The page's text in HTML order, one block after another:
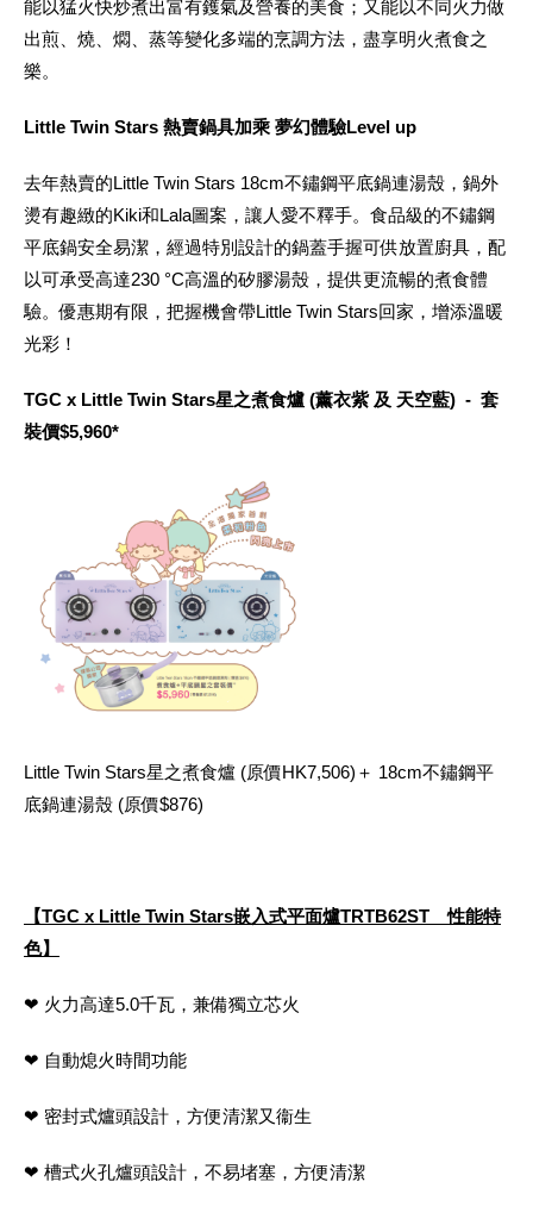
能以猛火快炒煮出富有鑊氣及營養的美食；又能以不同火力做
出煎、燒、燜、蒸等變化多端的烹調方法，盡享明火煮食之
樂。
Little Twin Stars 熱賣鍋具加乘 夢幻體驗Level up
去年熱賣的Little Twin Stars 18cm不鏽鋼平底鍋連湯殼，鍋外
燙有趣緻的Kiki和Lala圖案，讓人愛不釋手。食品級的不鏽鋼
平底鍋安全易潔，經過特別設計的鍋蓋手握可供放置廚具，配
以可承受高達230 °C高溫的矽膠湯殼，提供更流暢的煮食體
驗。優惠期有限，把握機會帶Little Twin Stars回家，增添溫暖
光彩！
TGC x Little Twin Stars星之煮食爐 (薰衣紫 及 天空藍) - 套
裝價$5,960*
Little Twin Stars星之煮食爐 (原價HK7,506)＋ 18cm不鏽鋼平
底鍋連湯殼 (原價$876)
【TGC x Little Twin Stars嵌入式平面爐TRTB62ST 性能特
色】
❤ 火力高達5.0千瓦，兼備獨立芯火
❤ 自動熄火時間功能
❤ 密封式爐頭設計，方便清潔又衞生
❤ 槽式火孔爐頭設計，不易堵塞，方便清潔